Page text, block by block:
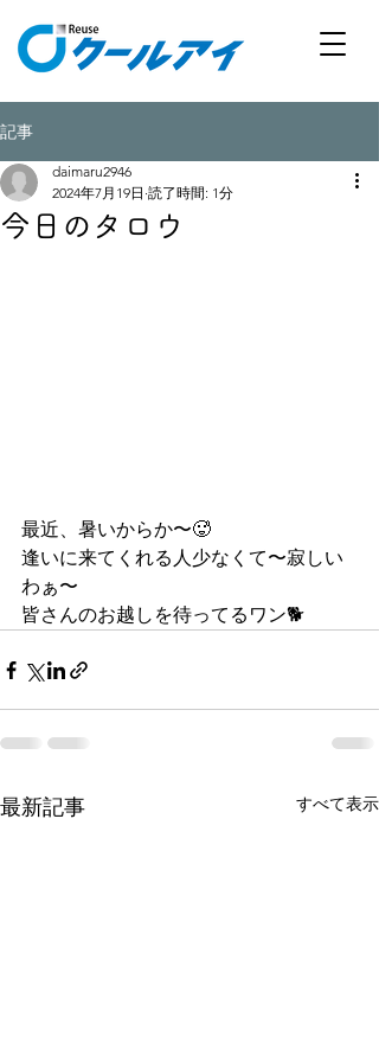
記事
今日のタロウ
daimaru2946
2024年7月19日 読了時間: 1分
最近、暑いからか〜🥵
逢いに来てくれる人少なくて〜寂しい
わぁ〜
皆さんのお越しを待ってるワン🐕
最新記事 すべて表示